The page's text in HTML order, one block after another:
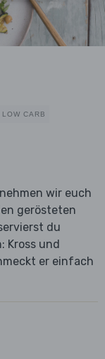
LOW CARB
wir euch
gerösteten
du
Kross und
er einfach